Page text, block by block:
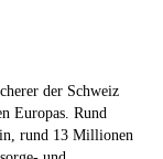
der Schweiz
Europas. Rund
rund 13 Millionen